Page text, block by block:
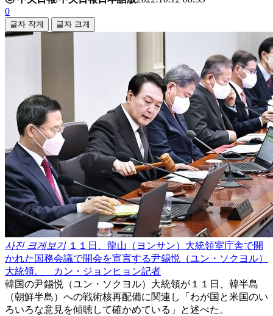
0
글자 작게 글자 크게
사진 크게보기 １１日、龍山（ヨンサン）大統領室庁舎で開
かれた国務会議で開会を宣言する尹錫悦（ユン・ソクヨル）
大統領。 カン・ジョンヒョン記者
韓国の尹錫悦（ユン・ソクヨル）大統領が１１日、韓半島
（朝鮮半島）への戦術核再配備に関連し「わが国と米国のい
ろいろな意見を傾聴して確かめている」と述べた。